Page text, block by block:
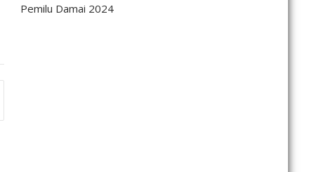
Pemilu Damai 2024